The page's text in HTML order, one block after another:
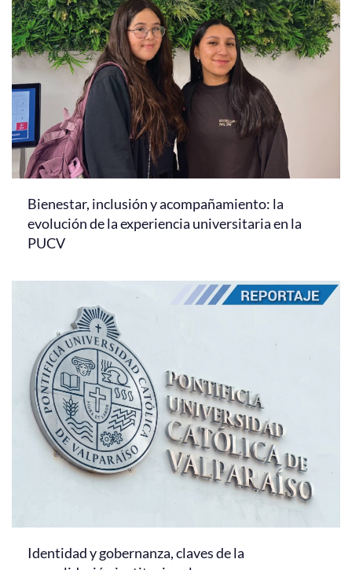
Bienestar, inclusión y acompañamiento: la
evolución de la experiencia universitaria en la
PUCV
Identidad y gobernanza, claves de la